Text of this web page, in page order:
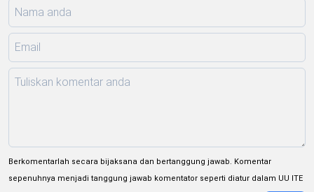
Berkomentarlah secara bijaksana dan bertanggung jawab. Komentar
sepenuhnya menjadi tanggung jawab komentator seperti diatur dalam UU ITE